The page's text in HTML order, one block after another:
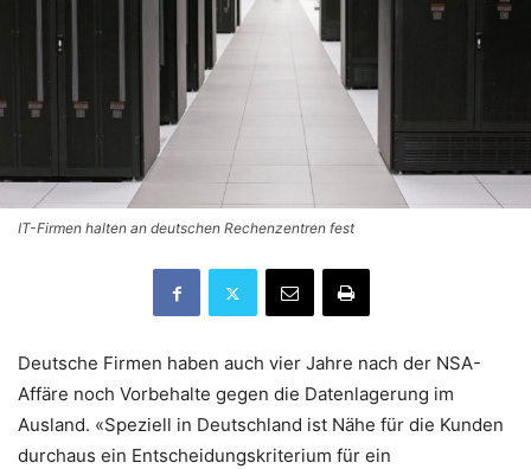
IT-Firmen halten an deutschen Rechenzentren fest
Deutsche Firmen haben auch vier Jahre nach der NSA-
Affäre noch Vorbehalte gegen die Datenlagerung im
Ausland. «Speziell in Deutschland ist Nähe für die Kunden
durchaus ein Entscheidungskriterium für ein